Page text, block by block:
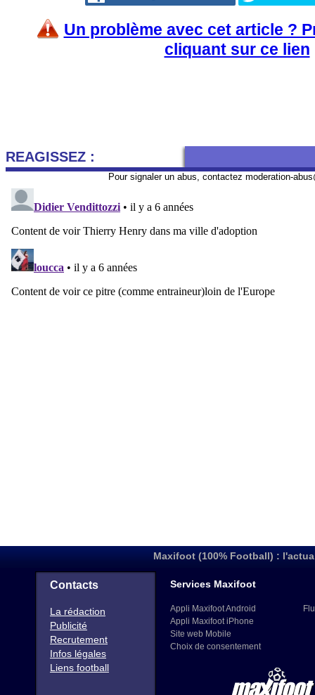
Un problème avec cet article ?
cliquant sur ce lien
REAGISSEZ :
Pour signaler un abus, contactez moderation-
Maxifoot (100% Football) :
Contacts
La rédaction
Publicité
Recrutement
Infos légales
Liens football
Services Maxifoot
Appli Maxifoot Android
Appli Maxifoot iPhone
Site web Mobile
Choix de consentement